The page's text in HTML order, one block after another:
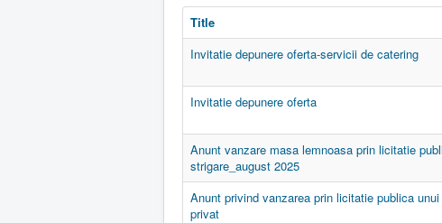
Title
Invitatie depunere oferta-servicii de catering
Invitatie depunere oferta
Anunt vanzare masa lemnoasa prin licitatie
strigare_august 2025
Anunt privind vanzarea prin licitatie publica
privat